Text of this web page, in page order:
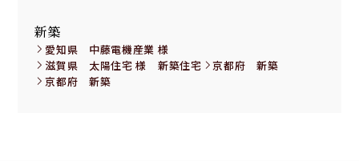
新築
愛知県 中藤電機産業 様
滋賀県 太陽住宅 様 新築住宅
京都府 新築
京都府 新築